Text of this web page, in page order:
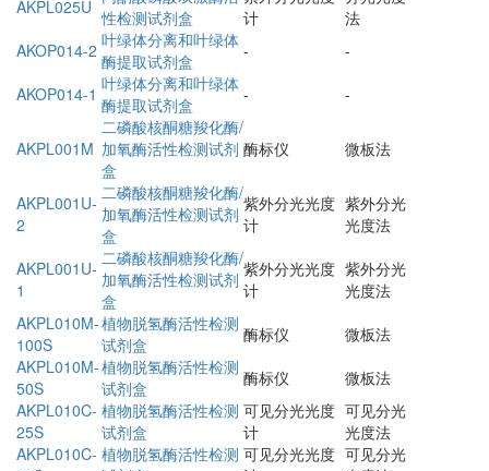
AKPL025U 性检测试剂盒
计
法
AKOP014-2 叶绿体分离和叶绿体
酶提取试剂盒
-
-
AKOP014-1 叶绿体分离和叶绿体
酶提取试剂盒
- -
AKPL001M
二磷酸核酮糖羧化酶/
加氧酶活性检测试剂
盒
酶标仪 微板法
AKPL001U-
2
二磷酸核酮糖羧化酶/
加氧酶活性检测试剂
盒
紫外分光光度
计
紫外分光
光度法
AKPL001U-
1
二磷酸核酮糖羧化酶/
加氧酶活性检测试剂
盒
紫外分光光度
计
紫外分光
光度法
AKPL010M-
100S
植物脱氢酶活性检测
试剂盒
酶标仪
微板法
AKPL010M-
50S
植物脱氢酶活性检测
试剂盒
酶标仪
微板法
AKPL010C-
25S
植物脱氢酶活性检测
试剂盒
可见分光光度
计
可见分光
光度法
AKPL010C- 植物脱氢酶活性检测 可见分光光度 可见分光